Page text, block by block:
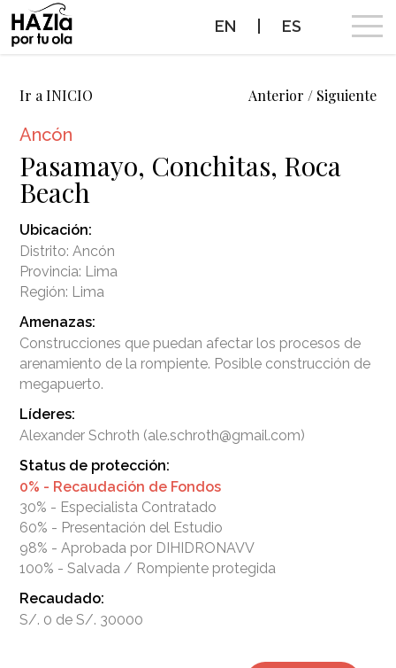
CAMPAÑA
OLAS A PROTEGER
OLAS PROTEGIDAS
NOTICIAS
PROTEGE TUS OLAS
ALIADOS
CONTACTO
EN ES
Ir a INICIO Anterior / Siguiente
Ancón
Pasamayo, Conchitas, Roca
Beach
Ubicación:
Distrito: Ancón
Provincia: Lima
Región: Lima
Amenazas:
Construcciones que puedan afectar los procesos de
arenamiento de la rompiente. Posible construcción de
Líderes:
Alexander Schroth (ale.schroth@gmail.com)
Status de protección:
0% - Recaudación de Fondos
30% - Especialista Contratado
60% - Presentación del Estudio
98% - Aprobada por DIHIDRONAVV
100% - Salvada / Rompiente protegida
Recaudado:
S/. 0 de S/. 30000